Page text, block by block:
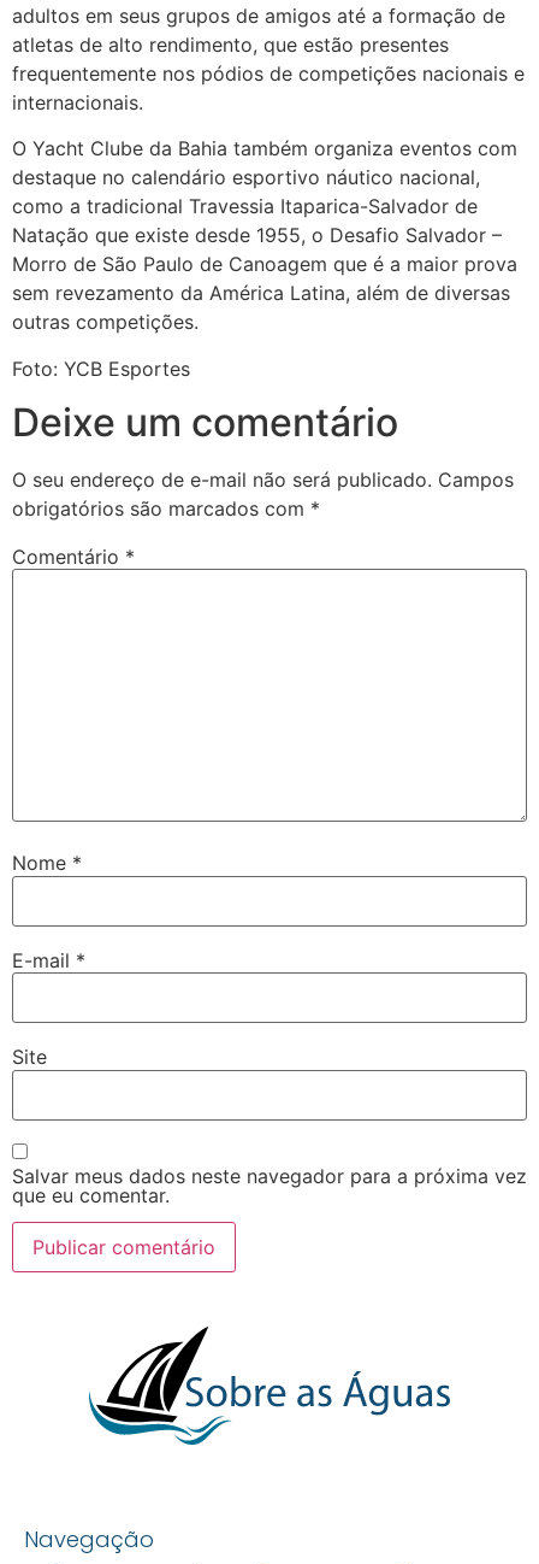
adultos em seus grupos de amigos até a formação de
atletas de alto rendimento, que estão presentes
frequentemente nos pódios de competições nacionais e
internacionais.
O Yacht Clube da Bahia também organiza eventos com
destaque no calendário esportivo náutico nacional,
como a tradicional Travessia Itaparica-Salvador de
Natação que existe desde 1955, o Desafio Salvador –
Morro de São Paulo de Canoagem que é a maior prova
sem revezamento da América Latina, além de diversas
outras competições.
Foto: YCB Esportes
Deixe um comentário
O seu endereço de e-mail não será publicado. Campos
obrigatórios são marcados com *
Comentário *
Nome *
E-mail *
Site
Salvar meus dados neste navegador para a próxima vez
que eu comentar.
Navegação